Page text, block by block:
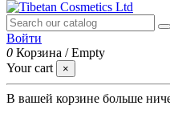
Войти
0 Корзина /Empty
Your cart
×
В вашей корзине больше